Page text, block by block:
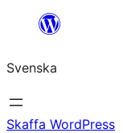
Hoppa
innehåll
Svenska
Skaffa WordPress